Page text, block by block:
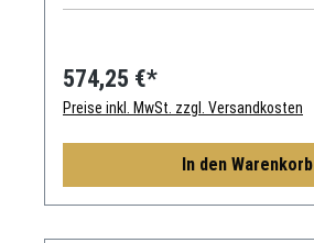
574,25 €*
Preise inkl. MwSt. zzgl. Versandkosten
In den Warenkorb